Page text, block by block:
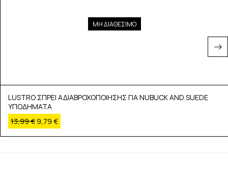
ΜΗ ΔΙΑΘΕΣΙΜΟ
LUSTRO ΣΠΡΕΙ ΑΔΙΑΒΡΟΧΟΠΟΙΗΣΗΣ ΓΙΑ NUBUCK AND SUEDE
ΥΠΟΔΗΜΑΤΑ
13,99€ 9,79 €